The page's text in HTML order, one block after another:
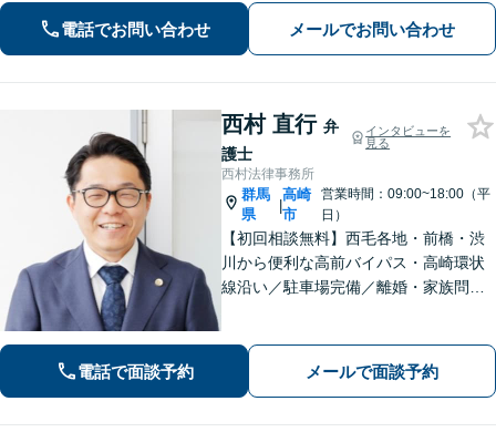
そして大胆に、オーダーメイドの弁護
を展開します【高崎駅徒歩15分】
電話でお問い合わせ メールでお問い合わせ
西村 直行 弁
護士
インタビューを
見る
西村法律事務所
群馬
県
|
高崎
市
営業時間：09:00~18:00（平
日）
【初回相談無料】西毛各地・前橋・渋
川から便利な高前バイパス・高崎環状
線沿い／駐車場完備／離婚・家族問
決実績豊富」／法改正・最新情報に敏
感にアンテナを張り正しい手続で遺産
電話で面談予約 メールで面談予約